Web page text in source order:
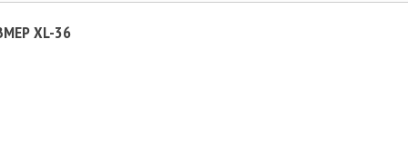
XL-36